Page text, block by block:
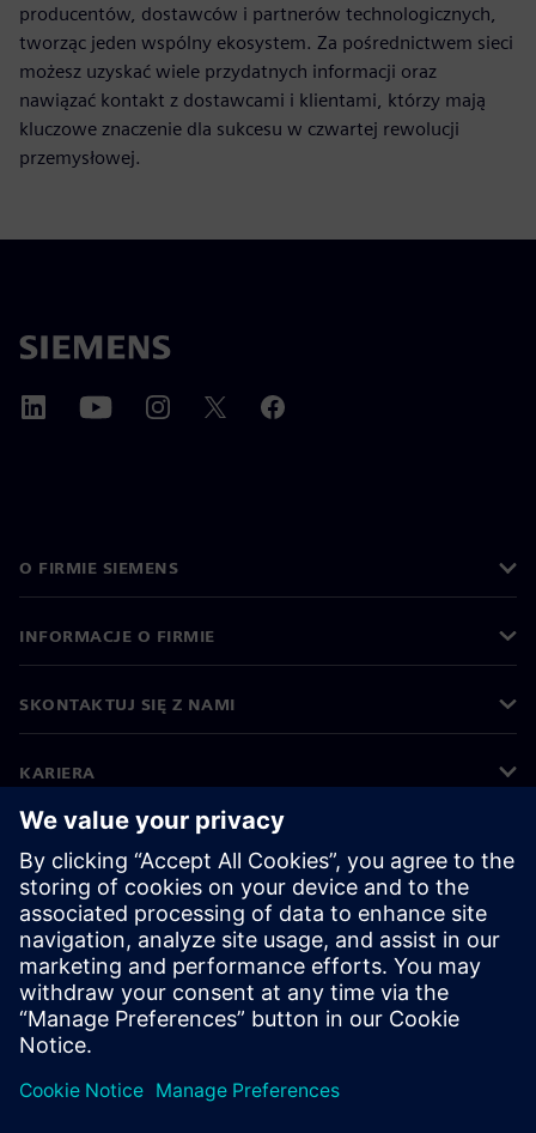
producentów, dostawców i partnerów technologicznych,
tworząc jeden wspólny ekosystem. Za pośrednictwem sieci
możesz uzyskać wiele przydatnych informacji oraz
nawiązać kontakt z dostawcami i klientami, którzy mają
kluczowe znaczenie dla sukcesu w czwartej rewolucji
przemysłowej.
O FIRMIE SIEMENS
INFORMACJE O FIRMIE
SKONTAKTUJ SIĘ Z NAMI
KARIERA
©Siemens 2026
Informacje korporacyjne
Polityka prywatności
Polityka cookies
Warunki użytkowania